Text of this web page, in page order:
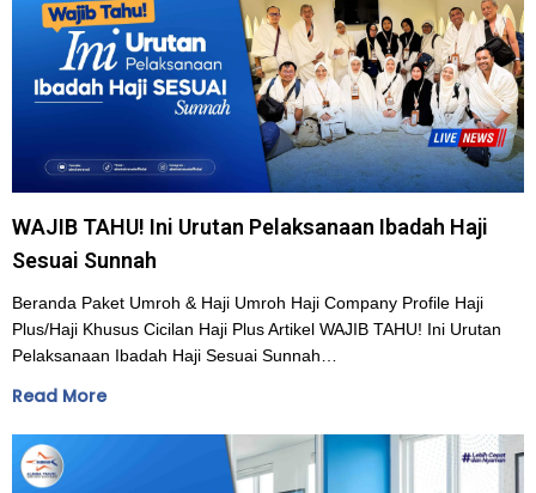
WAJIB TAHU! Ini Urutan Pelaksanaan Ibadah Haji
Sesuai Sunnah
Beranda Paket Umroh & Haji Umroh Haji Company Profile Haji
Plus/Haji Khusus Cicilan Haji Plus Artikel WAJIB TAHU! Ini Urutan
Pelaksanaan Ibadah Haji Sesuai Sunnah…
Read More